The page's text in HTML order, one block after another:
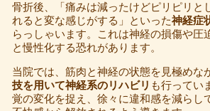
骨折後、「痛みは減ったけどピリピリと
れると変な感じがする」といった神経症
らっしゃいます。これは神経の損傷や圧
と慢性化する恐れがあります。
当院では、筋肉と神経の状態を見極めな
技を用いて神経系のリハビリ も行ってい
覚の変化を捉え、徐々に違和感を減らし